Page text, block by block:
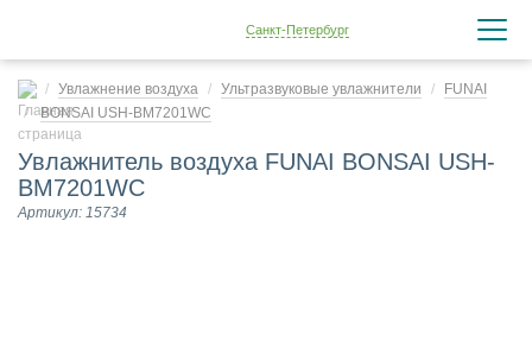
Санкт-Петербург
Увлажнение воздуха Ультразвуковые увлажнители
FUNAI
BONSAI USH-BM7201WC
Увлажнитель воздуха FUNAI BONSAI USH-
BM7201WC
Артикул: 15734